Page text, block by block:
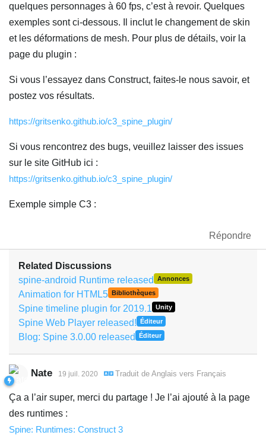
quelques personnages à 60 fps, c’est à revoir. Quelques
exemples sont ci-dessous. Il inclut le changement de skin
et les déformations de mesh. Pour plus de détails, voir la
page du plugin :
Si vous l’essayez dans Construct, faites-le nous savoir, et
postez vos résultats.
https://gritsenko.github.io/c3_spine_plugin/
Si vous rencontrez des bugs, veuillez laisser des issues
sur le site GitHub ici :
https://gritsenko.github.io/c3_spine_plugin/
Exemple simple C3 :
Répondre
Related Discussions
spine-android Runtime released
Annonces
Animation for HTML5 Bibliothèques
Spine timeline plugin for 2019.1 Unity
Spine Web Player released! Éditeur
Blog: Spine 3.0.00 released Éditeur
Nate 19 juil. 2020 Traduit de Anglais vers Français
Ça a l’air super, merci du partage ! Je l’ai ajouté à la page
des runtimes :
Spine: Runtimes: Construct 3